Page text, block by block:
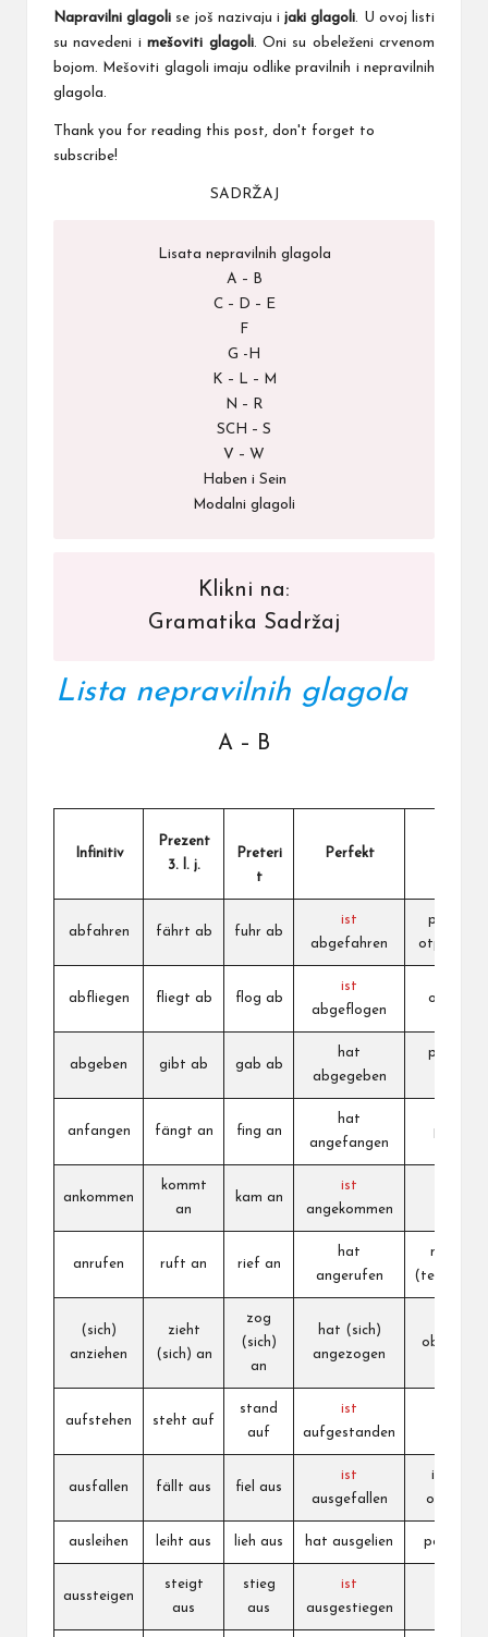
Napravilni glagoli se još nazivaju ijaki glagoli. U ovoj listi
su navedeni imešoviti glagoli. Oni su obeleženi crvenom
bojom. Mešoviti glagoli imaju odlike pravilnih i nepravilnih
glagola.
Thank you for reading this post, don't forget to
subscribe!
SADRŽAJ
Lisata nepravilnih glagola
A – B
C – D – E
F
G -H
K – L – M
N – R
SCH – S
V – W
Haben i Sein
Modalni glagoli
Klikni na:
Gramatika Sadržaj
Lista nepravilnih glagola
A – B
Infinitiv
Prezent
3. l. j.
Preteri
t
Perfekt
abfahren fährt ab fuhr ab
ist
abgefahren
polaziti,
abfliegen fliegt ab flog ab
ist
abgeflogen
odleteti
abgeben gibt ab gab ab
hat
abgegeben
predati,
anfangen fängt an fing an
hat
angefangen
početi
ankommen
kommt
an
kam an
ist
angekommen
anrufen ruft an rief an
hat
angerufen
nazvati
(sich)
anziehen
zieht
(sich) an
zog
(sich)
an
hat (sich)
angezogen
obući (se)
aufstehen steht auf
stand
auf
ist
aufgestanden
ausfallen fällt aus fiel aus
ist
ausgefallen
ispasti,
otkazati
ausleihen leiht aus lieh aus hat ausgelien pozajmiti
aussteigen
steigt
aus
stieg
aus
ist
ausgestiegen